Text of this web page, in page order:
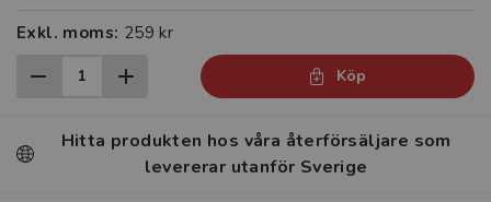
Exkl. moms: 259 kr
Köp
Hitta produkten hos våra återförsäljare som
levererar utanför Sverige